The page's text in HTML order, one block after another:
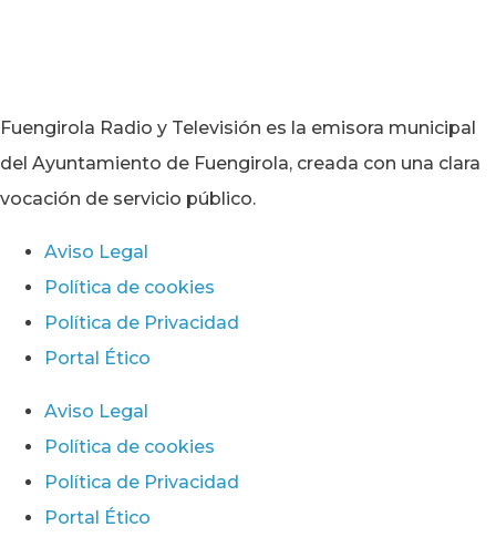
Fuengirola Radio y Televisión es la emisora municipal
del Ayuntamiento de Fuengirola, creada con una clara
vocación de servicio público.
Aviso Legal
Política de cookies
Política de Privacidad
Portal Ético
Aviso Legal
Política de cookies
Política de Privacidad
Portal Ético